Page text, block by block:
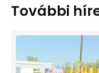
További